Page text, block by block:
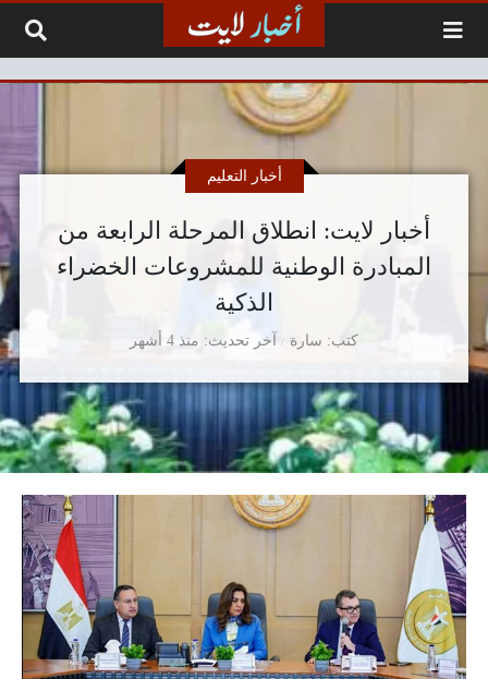
أخبار لايت: انطلاق المرحلة الرابعة من
المبادرة الوطنية للمشروعات الخضراء
الذكية
كتب سارة
أخبار التعليم
آخر تحديث منذ 4 أشهر